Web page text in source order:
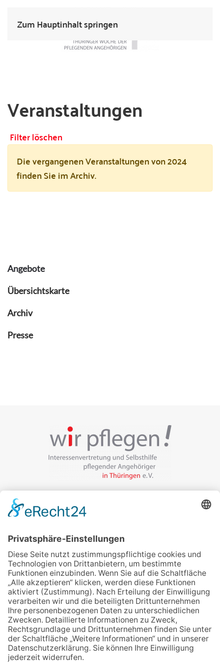
Zum Hauptinhalt springen
Veranstaltungen
Filter löschen
Die vergangenen Veranstaltungen von 2024
finden Sie im Archiv.
Angebote
Übersichtskarte
Archiv
Presse
Veranstalter:
wir pflegen in Thüringen e.V.
99085 Erfurt
Email schreiben
Uns unterstützen / Spenden
Alle Termine
Übersichtskarte
Veranstaltung anmelden